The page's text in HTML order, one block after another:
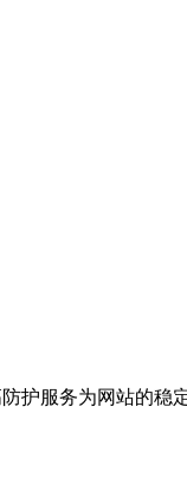
护服务为网站的稳